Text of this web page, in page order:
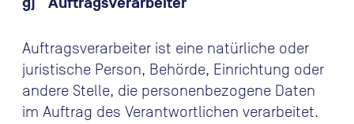
Auftragsverarbeiter ist eine natürliche oder
juristische Person, Behörde, Einrichtung oder
andere Stelle, die personenbezogene Daten
im Auftrag des Verantwortlichen verarbeitet.